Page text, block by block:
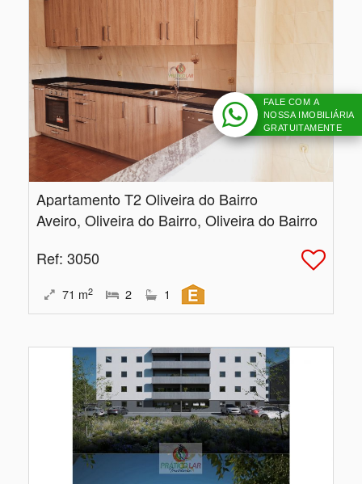
Apartamento T2 Oliveira do Bairro
Aveiro, Oliveira do Bairro, Oliveira do Bairro
Ref: 3050
71 m2 2 1
FALE COM A
NOSSA IMOBILIÁRIA
GRATUITAMENTE